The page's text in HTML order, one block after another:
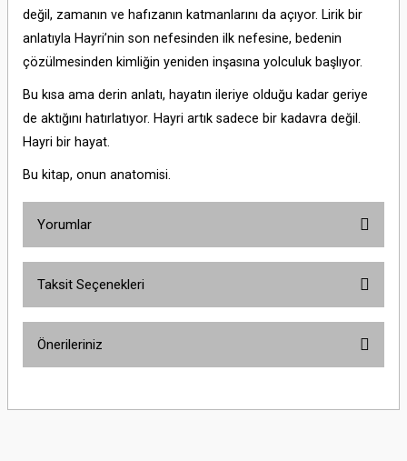
değil, zamanın ve hafızanın katmanlarını da açıyor. Lirik bir
anlatıyla Hayri’nin son nefesinden ilk nefesine, bedenin
çözülmesinden kimliğin yeniden inşasına yolculuk başlıyor.
Bu kısa ama derin anlatı, hayatın ileriye olduğu kadar geriye
de aktığını hatırlatıyor. Hayri artık sadece bir kadavra değil.
Hayri bir hayat.
Bu kitap, onun anatomisi.
Yorumlar
Taksit Seçenekleri
Önerileriniz
yetersiz gördüğünüz noktaları öneri formunu kullanarak tarafımıza